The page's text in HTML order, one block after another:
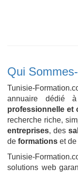
Qui
Tunisie-
annuaire dédié
professionnelle et
recherche riche,
entreprises, des
de formations et
Tunisie-
solutions web